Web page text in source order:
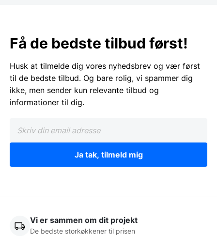
Få de bedste tilbud først!
Husk at tilmelde dig vores nyhedsbrev og vær først
til de bedste tilbud. Og bare rolig, vi spammer dig
ikke, men sender kun relevante tilbud og
informationer til dig.
Ja tak, tilmeld mig
Vi er sammen om dit projekt
De bedste storkøkkener til prisen